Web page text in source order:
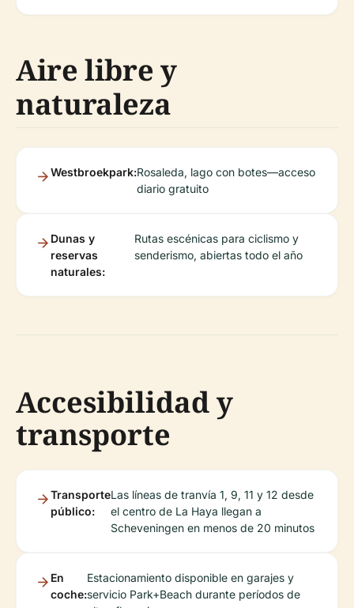
Aire libre y
naturaleza
Westbroekpark:Rosaleda, lago con botes—acceso
diario gratuito
Dunas y
reservas
naturales:
Rutas escénicas para ciclismo y
senderismo, abiertas todo el año
Accesibilidad y
transporte
Transporte
público:
Las líneas de tranvía 1, 9, 11 y 12 desde
el centro de La Haya llegan a
Scheveningen en menos de 20 minutos
En
coche:
Estacionamiento disponible en garajes y
servicio Park+Beach durante períodos de